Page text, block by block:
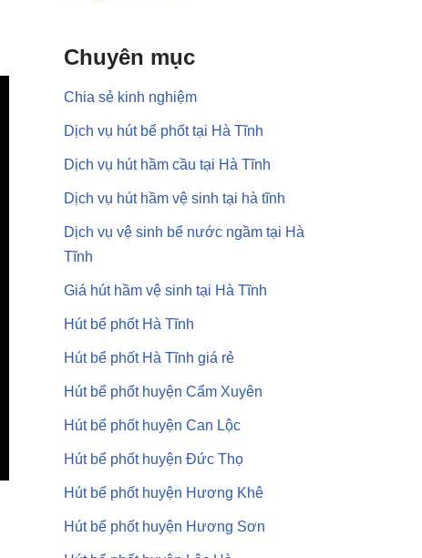
Chuyên mục
Chia sẻ kinh nghiệm
Dịch vụ hút bể phốt tại Hà Tĩnh
Dịch vụ hút hầm cầu tại Hà Tĩnh
Dịch vụ hút hầm vệ sinh tại hà tĩnh
Dịch vụ vệ sinh bể nước ngầm tại Hà
Tĩnh
Giá hút hầm vệ sinh tại Hà Tĩnh
Hút bể phốt Hà Tĩnh
Hút bể phốt Hà Tĩnh giá rẻ
Hút bể phốt huyện Cẩm Xuyên
Hút bể phốt huyện Can Lộc
Hút bể phốt huyện Đức Thọ
Hút bể phốt huyện Hương Khê
Hút bể phốt huyện Hương Sơn